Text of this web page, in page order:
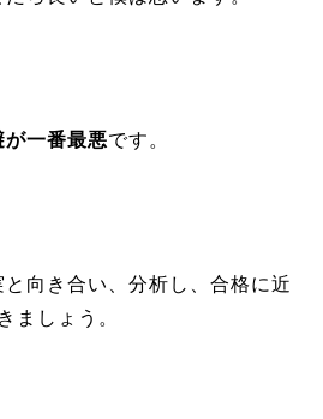
が一番最悪です。
向き合い、分析し、合格に近
ましょう。